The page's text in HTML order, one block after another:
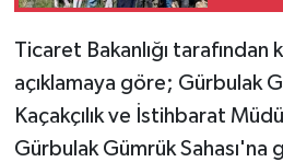
Ticaret Bakanlığı tarafından
açıklamaya göre; Gürbulak
Kaçakçılık ve İstihbarat
Gürbulak Gümrük Sahası'na